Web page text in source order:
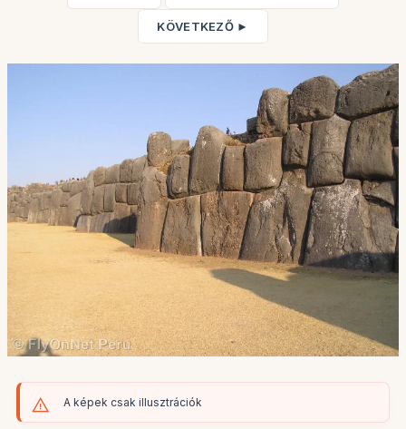
KÖVETKEZŐ ►
A képek csak illusztrációk